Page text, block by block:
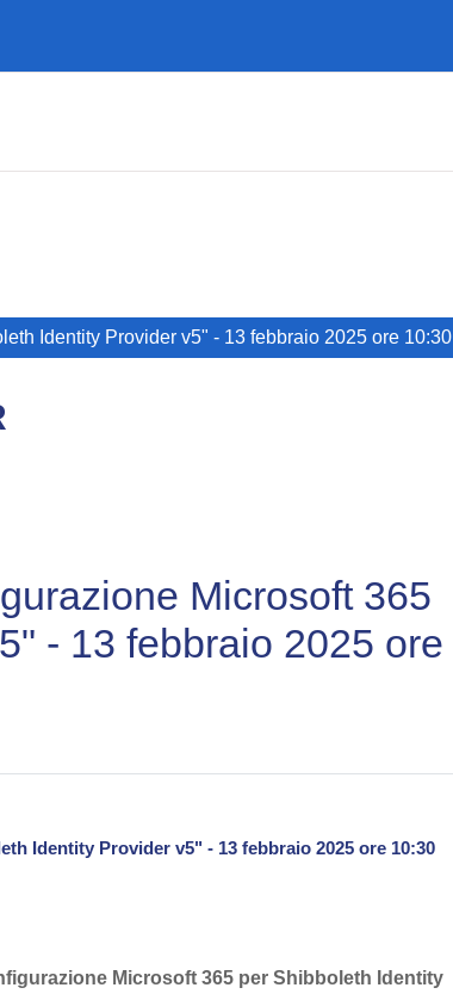
Identity Provider v5" - 13 febbraio 2025 ore 10:30
Microsoft 365
- 13 febbraio 2025 ore
Identity Provider v5" - 13 febbraio 2025 ore 10:30
Microsoft 365 per Shibboleth Identity